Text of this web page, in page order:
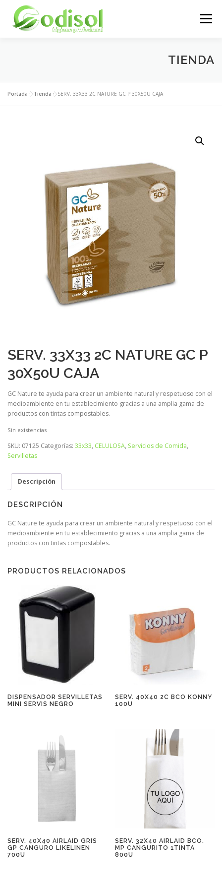
contenido
Menú
ÁREA CLIENTES CONTACTO
TIENDA
Portada »Tienda »SERV. 33X33 2C NATURE GC P 30X50U CAJA
SERV. 33X33 2C NATURE GC P
30X50U CAJA
GC Nature te ayuda para crear un ambiente natural y respetuoso con el
medioambiente en tu establecimiento gracias a una amplia gama de
productos con tintas compostables.
Sin existencias
SKU: 07125 Categorías: 33x33, CELULOSA, Servicios de Comida,
Servilletas
Descripción
DESCRIPCIÓN
GC Nature te ayuda para crear un ambiente natural y respetuoso con el
medioambiente en tu establecimiento gracias a una amplia gama de
productos con tintas compostables.
PRODUCTOS RELACIONADOS
DISPENSADOR SERVILLETAS
MINI SERVIS NEGRO
SERV. 40X40 2C BCO KONNY
100U
SERV. 40X40 AIRLAID GRIS
GP CANGURO LIKELINEN
700U
SERV. 32X40 AIRLAID BCO.
MP CANGURITO 1TINTA
800U